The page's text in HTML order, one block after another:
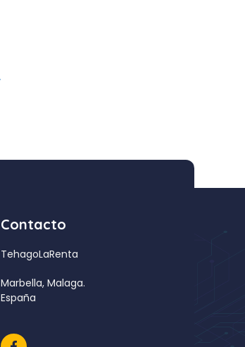
Contacto
TehagoLaRenta
Marbella, Malaga.
España